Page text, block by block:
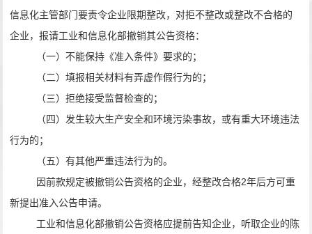
信息化主管部门要责令企业限期整改，对拒不整改或整改不合格的
企业，报请工业和信息化部撤销其公告资格：
（一）不能保持《准入条件》要求的；
（二）填报相关材料有弄虚作假行为的；
（三）拒绝接受监督检查的；
（四）发生较大生产安全和环境污染事故，或有重大环境违法
行为的；
（五）有其他严重违法行为的。
因前款规定被撤销公告资格的企业，经整改合格2年后方可重
新提出准入公告申请。
工业和信息化部撤销公告资格应提前告知企业，听取企业的陈